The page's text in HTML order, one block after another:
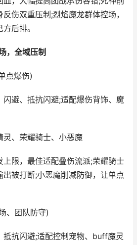
伤双重压制;烈焰魔龙群体控场，
后排。
，全域压制
爆伤)
避、抵抗闪避;适配爆伤背饰、魔
、荣耀骑士、小恶魔
限，最佳适配叠伤流派;荣耀骑士
被打断;小恶魔削减防御，让单点
团队防守)
抗闪避;适配控制宠物、buff魔灵